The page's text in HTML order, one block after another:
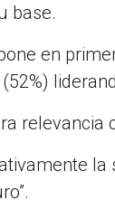
base.
en
relevancia